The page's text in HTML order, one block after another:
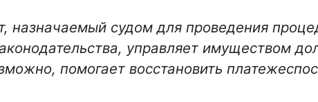
назначаемый судом для проведения
управляет имуществом
помогает восстановить